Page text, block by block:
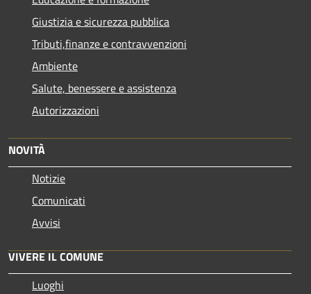
Giustizia e sicurezza pubblica
Tributi,finanze e contravvenzioni
Ambiente
Salute, benessere e assistenza
Autorizzazioni
NOVITÀ
Notizie
Comunicati
Avvisi
VIVERE IL COMUNE
Luoghi